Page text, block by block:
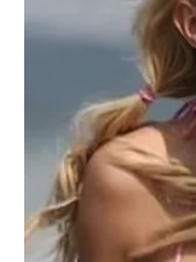
DEVICA –
OSLOBAĐA
Kad